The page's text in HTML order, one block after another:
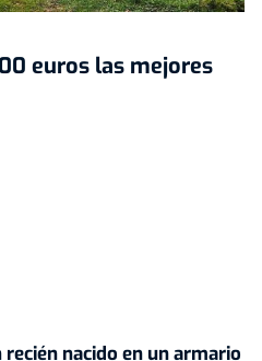
euros las mejores
nacido en un armario